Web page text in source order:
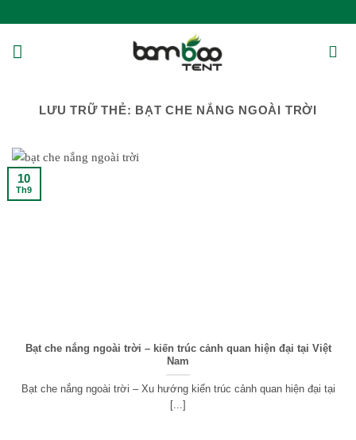
qua
nội
LƯU TRỮ THẺ: BẠT CHE NẮNG NGOÀI TRỜI
Bạt che nắng ngoài trời – kiến trúc cảnh quan hiện đại tại Việt
Nam
Bạt che nắng ngoài trời – Xu hướng kiến trúc cảnh quan hiện đại tại
[...]
10
Th9